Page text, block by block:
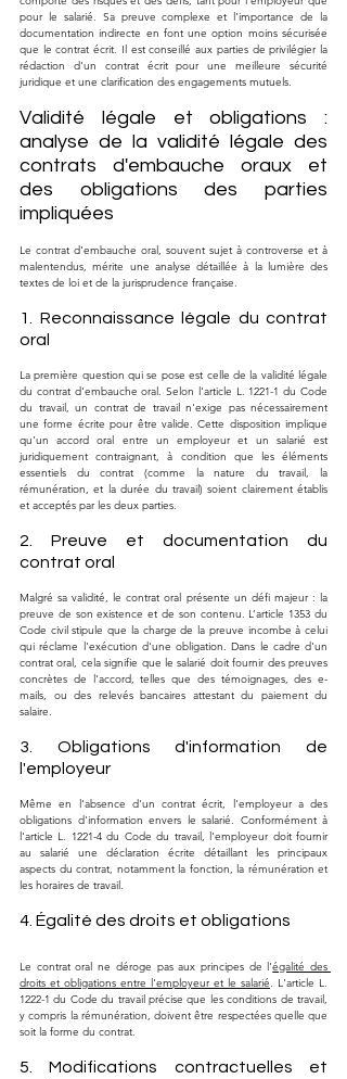
pour le salarié. Sa preuve complexe et l'importance de la
documentation indirecte en font une option moins sécurisée
que le contrat écrit. Il est conseillé aux parties de privilégier la
rédaction d'un contrat écrit pour une meilleure sécurité
juridique et une clarification des engagements mutuels.
Validité légale et obligations :
analyse de la validité légale des
contrats d'embauche oraux et
des obligations des parties
impliquées
Le contrat d'embauche oral, souvent sujet à controverse et à
malentendus, mérite une analyse détaillée à la lumière des
textes de loi et de la jurisprudence française.
1. Reconnaissance légale du contrat
oral
La première question qui se pose est celle de la validité légale
du contrat d'embauche oral. Selon l'article L. 1221-1 du Code
du travail, un contrat de travail n'exige pas nécessairement
une forme écrite pour être valide. Cette disposition implique
qu'un accord oral entre un employeur et un salarié est
juridiquement contraignant, à condition que les éléments
essentiels du contrat (comme la nature du travail, la
rémunération, et la durée du travail) soient clairement établis
et acceptés par les deux parties.
2. Preuve et documentation du
contrat oral
Malgré sa validité, le contrat oral présente un défi majeur : la
preuve de son existence et de son contenu. L’article 1353 du
Code civil stipule que la charge de la preuve incombe à celui
qui réclame l'exécution d'une obligation. Dans le cadre d'un
contrat oral, cela signifie que le salarié doit fournir des preuves
concrètes de l'accord, telles que des témoignages, des e-
mails, ou des relevés bancaires attestant du paiement du
salaire.
3. Obligations d'information de
l'employeur
Même en l'absence d'un contrat écrit, l'employeur a des
obligations d'information envers le salarié. Conformément à
l'article L. 1221-4 du Code du travail, l'employeur doit fournir
au salarié une déclaration écrite détaillant les principaux
aspects du contrat, notamment la fonction, la rémunération et
les horaires de travail.
4. Égalité des droits et obligations
Le contrat oral ne déroge pas aux principes de l'égalité des
droits et obligations entre l'employeur et le salarié. L'article L.
1222-1 du Code du travail précise que les conditions de travail,
y compris la rémunération, doivent être respectées quelle que
soit la forme du contrat.
5. Modifications contractuelles et